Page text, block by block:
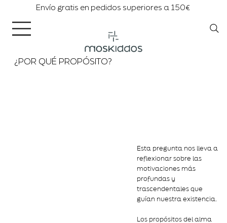
Envío gratis en pedidos superiores a 150€
¿POR QUÉ PROPÓSITO?
Esta pregunta nos lleva a
reflexionar sobre las
motivaciones más
profundas y
trascendentales que
guían nuestra existencia.
Los propósitos del alma